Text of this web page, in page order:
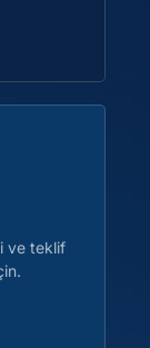
ve teklif